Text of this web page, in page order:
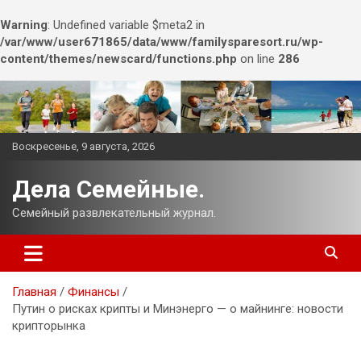
Warning: Undefined variable $meta2 in
/var/www/user671865/data/www/familysparesort.ru/wp-
content/themes/newscard/functions.php on line 286
Перейти
к
содержимому
Воскресенье, 9 августа, 2026
Дела Семейные.
Семейный развлекательный журнал.
Главная
Финансы
Путин о рисках крипты и Минэнерго — о майнинге: новости
крипторынка